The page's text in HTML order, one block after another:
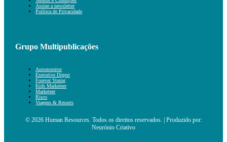
Assine a newsletter
Política de Privacidade
Grupo Multipublicações
Automonitor
Executive Digest
Forever Young
Kids Marketeer
Marketeer
Risco
Viagens & Resorts
© 2026 Human Resources. Todos os direitos reservados. | Produzido por:
Neurónio Criativo